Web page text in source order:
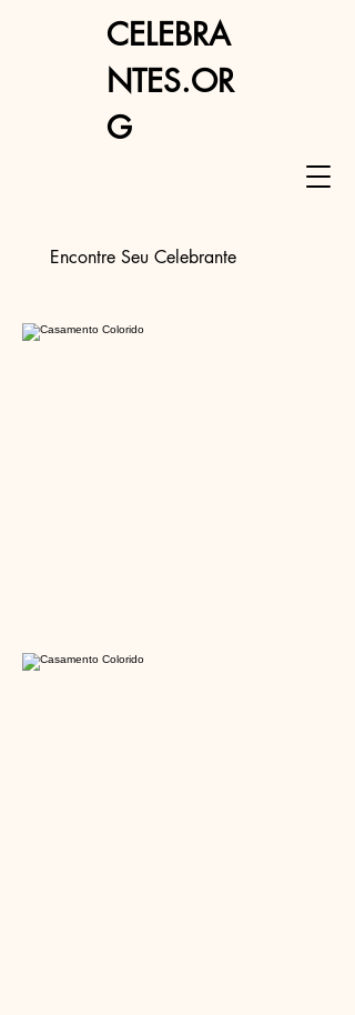
Encontre Seu Celebrante
CELEBRA
NTES.OR
G